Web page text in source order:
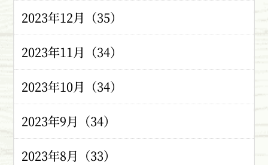
2023年12月（35）
2023年11月（34）
2023年10月（34）
2023年9月（34）
2023年8月（33）